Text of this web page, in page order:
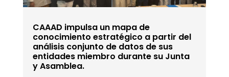
CAAAD impulsa un mapa de
conocimiento estratégico a partir del
análisis conjunto de datos de sus
entidades miembro durante su Junta
y Asamblea.